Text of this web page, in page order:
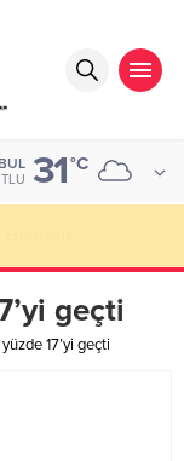
31°C
geçti
17’yi geçti